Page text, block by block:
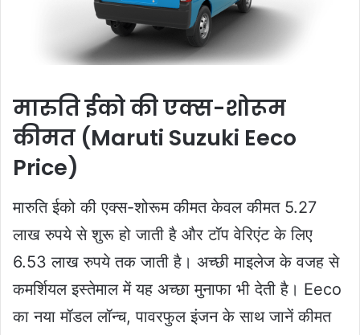
मारुति ईको की एक्स-शोरूम
कीमत (Maruti Suzuki Eeco
Price)
मारुति ईको की एक्स-शोरूम कीमत केवल कीमत 5.27
लाख रुपये से शुरू हो जाती है और टॉप वेरिएंट के लिए
6.53 लाख रुपये तक जाती है। अच्छी माइलेज के वजह से
कमर्शियल इस्तेमाल में यह अच्छा मुनाफा भी देती है। Eeco
का नया मॉडल लॉन्च, पावरफुल इंजन के साथ जानें कीमत